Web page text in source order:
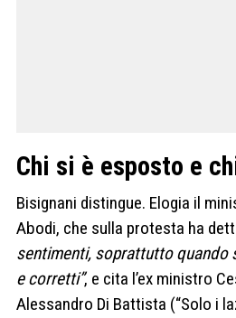
Chi si è esposto e
Bisignani distingue. Elogia il
Abodi, che sulla protesta ha
sentimenti, soprattutto quando
e corretti”, e cita l’ex ministro
Alessandro Di Battista (“Solo i